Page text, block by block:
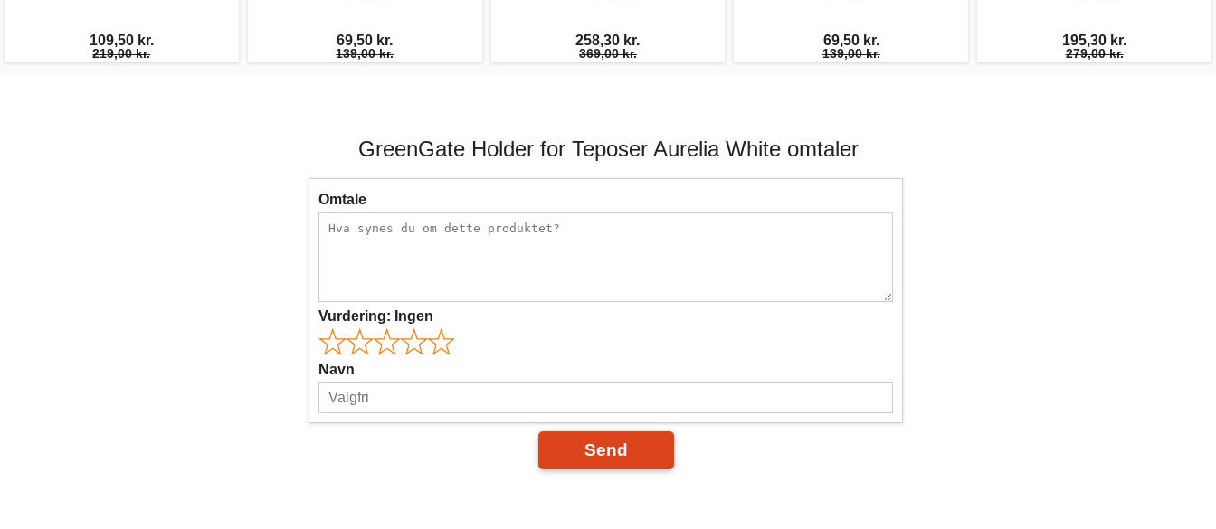
109,50 kr.
219,00 kr.
69,50 kr.
139,00 kr.
258,30 kr.
369,00 kr.
69,50 kr.
139,00 kr.
195,30 kr.
279,00 kr.
GreenGate Holder for Teposer Aurelia White omtaler
Omtale
Vurdering: Ingen
Navn
Send